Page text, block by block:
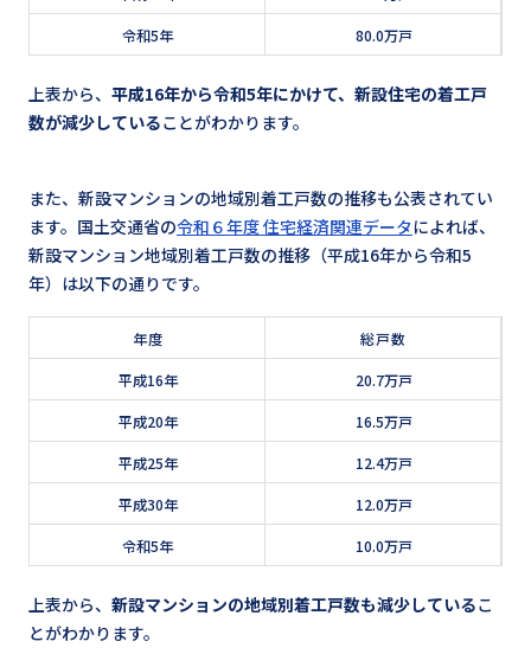
令和5年 80.0万戸
上表から、 平成16年から令和5年にかけて、新設住宅の着工戸
数が減少していることがわかります。
また、新設マンションの地域別着工戸数の推移も公表されてい
ます。国土交通省の令和６年度 住宅経済関連データによれば、
新設マンション地域別着工戸数の推移（平成16年から令和5
年）は以下の通りです。
年度 総戸数
平成16年 20.7万戸
平成20年 16.5万戸
平成25年 12.4万戸
平成30年 12.0万戸
令和5年 10.0万戸
上表から、 新設マンションの地域別着工戸数も減少しているこ
とがわかります。